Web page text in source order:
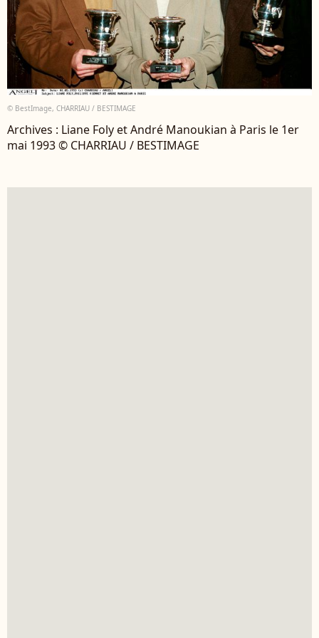
© BestImage, CHARRIAU / BESTIMAGE
Archives : Liane Foly et André Manoukian à Paris le 1er
mai 1993 © CHARRIAU / BESTIMAGE